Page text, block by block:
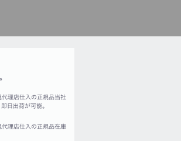
代理店仕入の正規品当社
日出荷が可能。
代理店仕入の正規品在庫